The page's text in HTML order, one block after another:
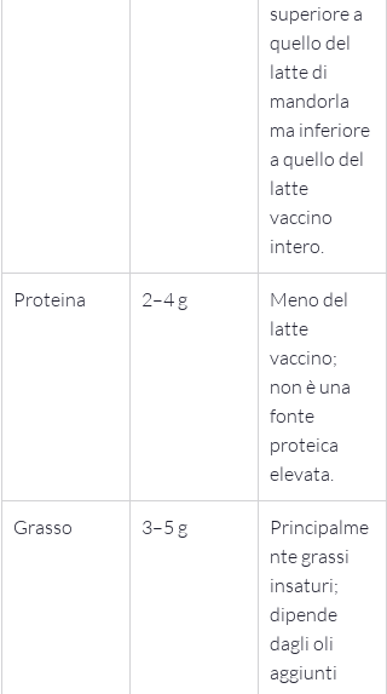
superiore a
quello del
latte di
mandorla
ma inferiore
a quello del
latte
vaccino
intero.
Proteina 2–4 g
Meno del
latte
vaccino;
non è una
fonte
proteica
elevata.
Grasso 3–5 g
Principalme
nte grassi
insaturi;
dipende
dagli oli
aggiunti